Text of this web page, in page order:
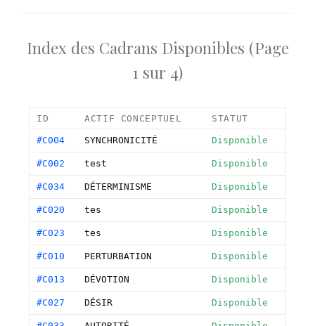
Index des Cadrans Disponibles (Page
1 sur 4)
ID ACTIF CONCEPTUEL STATUT
#C004 SYNCHRONICITÉ Disponible
#C002 test Disponible
#C034 DÉTERMINISME Disponible
#C020 tes Disponible
#C023 tes Disponible
#C010 PERTURBATION Disponible
#C013 DÉVOTION Disponible
#C027 DÉSIR Disponible